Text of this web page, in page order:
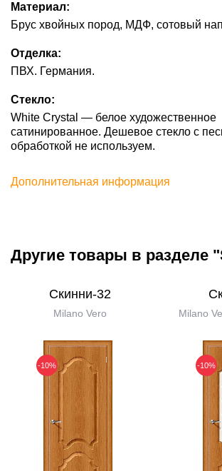
Материал:
Брус хвойных пород, МДФ, сотовый
Отделка:
ПВХ. Германия.
Стекло:
White Сrystal — белое художественное
сатинированное. Дешевое стекло с
обработкой не используем.
Дополнительная информация
Другие товары в разделе
Скинни-32
Milano Vero
-10%
Milano
-10%